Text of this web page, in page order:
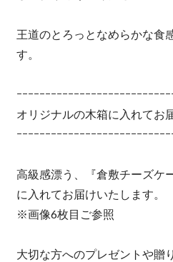
王道のとろっとなめらかな食
す。
ｰｰｰｰｰｰｰｰｰｰｰｰｰｰｰｰｰｰｰｰｰｰｰｰｰｰ
オリジナルの木箱に入れてお
ｰｰｰｰｰｰｰｰｰｰｰｰｰｰｰｰｰｰｰｰｰｰｰｰｰｰ
高級感漂う、『倉敷チーズケ
に入れてお届けいたします。
※画像6枚目ご参照
大切な方へのプレゼントや贈